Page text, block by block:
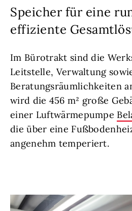
Speicher für eine
effiziente
Im Bürotrakt sind die
Leitstelle, Verwaltung
Beratungsräumlichkeiten
wird die 456 m² große
einer Luftwärmepumpe
die über eine
angenehm temperiert.